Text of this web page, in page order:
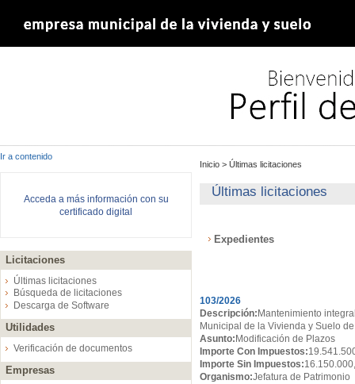
Ir a contenido
Acceda a más información con su
certificado digital
Licitaciones
Últimas licitaciones
Búsqueda de licitaciones
Descarga de Software
Utilidades
Verificación de documentos
Empresas
Inicio > Últimas licitaciones
Últimas licitaciones
Expedientes
103/2026
Descripción: Mantenimiento
Municipal de la Vivienda y Suelo
Asunto: Modificación de Plazos
Importe Con Impuestos:
Importe Sin Impuestos:
Organismo:Jefatura de Patrimonio